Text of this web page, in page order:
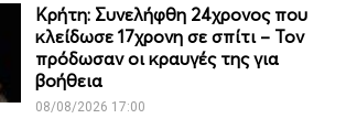
Κρήτη: Συνελήφθη 24χρονος που
κλείδωσε 17χρονη σε σπίτι – Τον
πρόδωσαν οι κραυγές της για
βοήθεια
08/08/2026 17:00